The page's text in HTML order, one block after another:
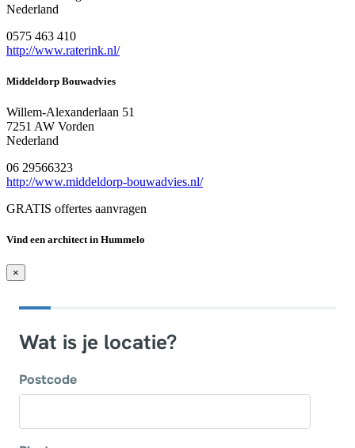
Nederland
0575 463 410
http://www.raterink.nl/
Middeldorp Bouwadvies
Willem-Alexanderlaan 51
7251 AW Vorden
Nederland
06 29566323
http://www.middeldorp-bouwadvies.nl/
GRATIS offertes aanvragen
Vind een architect in Hummelo
×